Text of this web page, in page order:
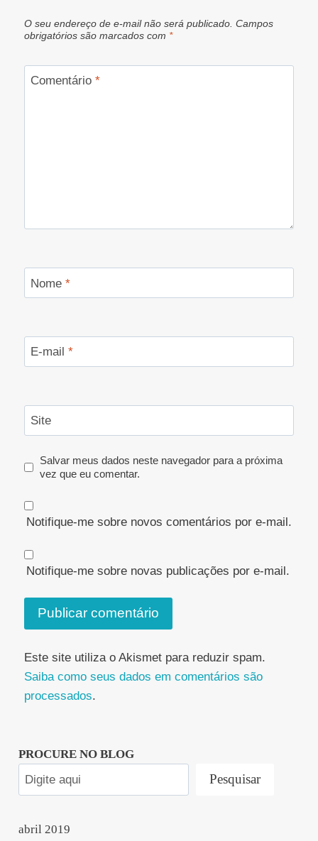
O seu endereço de e-mail não será publicado. Campos
obrigatórios são marcados com *
Comentário *
Nome *
E-mail *
Site
Salvar meus dados neste navegador para a próxima
vez que eu comentar.
Notifique-me sobre novos comentários por e-mail.
Notifique-me sobre novas publicações por e-mail.
Este site utiliza o Akismet para reduzir spam.
Saiba como seus dados em comentários são
processados.
PROCURE NO BLOG
Pesquisar
abril 2019